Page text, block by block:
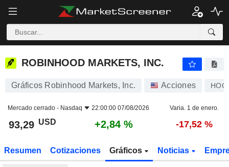
ROBINHOOD MARKETS, INC.
ROBINHOOD MARKETS, INC.
Gráficos Robinhood Markets, Inc. Acciones
Mercado cerrado - Nasdaq 22:00:00 07/08/2026 Varia. 1 de enero.
93,29 USD +2,84 % -17,52 %
Resumen Cotizaciones Gráficos Noticias